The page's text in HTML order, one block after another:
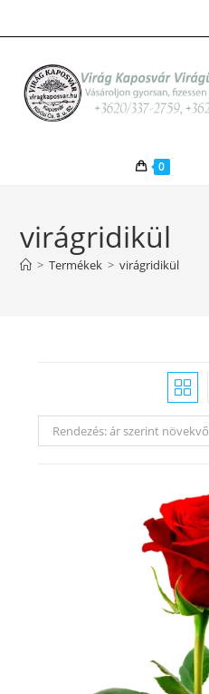
to
0
virágridikül
> Termékek > virágridikül
Rendezés: ár szerint növekvő